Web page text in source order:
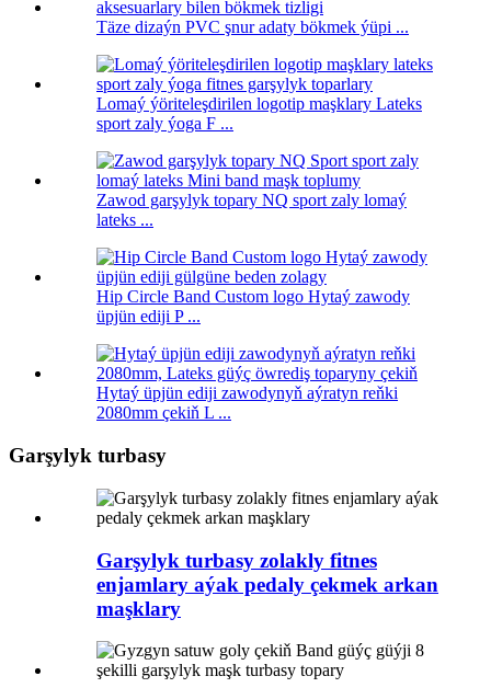
Täze dizaýn PVC şnur adaty bökmek ýüpi ...
Lomaý ýöriteleşdirilen logotip maşklary Lateks
sport zaly ýoga F ...
Zawod garşylyk topary NQ sport zaly lomaý
lateks ...
Hip Circle Band Custom logo Hytaý zawody
üpjün ediji P ...
Hytaý üpjün ediji zawodynyň aýratyn reňki
2080mm çekiň L ...
Garşylyk turbasy
Garşylyk turbasy zolakly fitnes
enjamlary aýak pedaly çekmek arkan
maşklary